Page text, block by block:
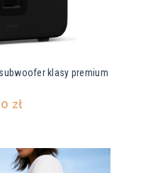
klasy premium
zł